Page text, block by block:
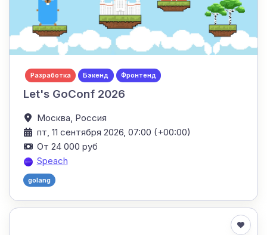
Разработка Бэкенд Фронтенд
Let's GoConf 2026
Москва, Россия
пт, 11 сентября 2026, 07:00 (+00:00)
От 24 000 руб
Speach
golang